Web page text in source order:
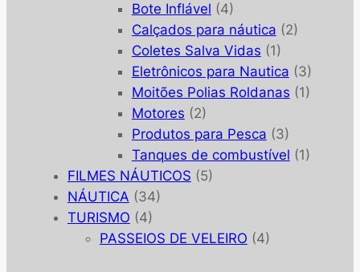
Bote Inflável (4)
Calçados para náutica (2)
Coletes Salva Vidas (1)
Eletrônicos para Nautica (3)
Moitões Polias Roldanas (1)
Motores (2)
Produtos para Pesca (3)
Tanques de combustível (1)
FILMES NÁUTICOS (5)
NÁUTICA (34)
TURISMO (4)
PASSEIOS DE VELEIRO (4)